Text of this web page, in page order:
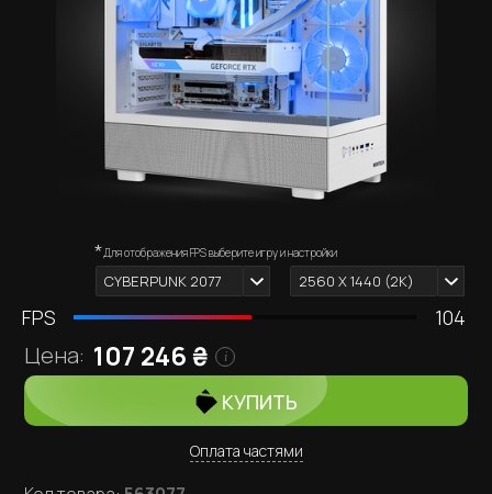
Внешний вид компьютера зависит от выбранных
комплектующих.
CYBERPUNK 2077 2560 X 1440 (2К)
*Для отображения FPS выберите игру и настройки
FPS 104
Цена: 107 246₴ i
КУПИТЬ
Оплата частями